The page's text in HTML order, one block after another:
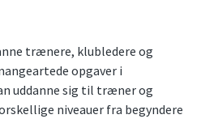
trænere, klubledere og
opgaver i
uddanne sig til træner og
niveauer fra begyndere